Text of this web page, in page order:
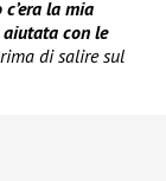
la mia
aiutata con le
di salire sul